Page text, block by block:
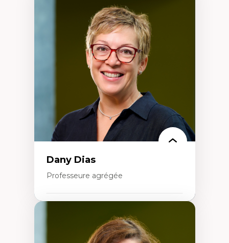
Théories du développement
Économie politique comparée
Élites économiques
Sociologie économique
Extractivisme
Classes sociales
Mouvements sociaux
Théories de l’État
Dany Dias
Professeure agrégée
Pédagogies critiques et justice sociale
Éthique relationnelle et sollicitude en